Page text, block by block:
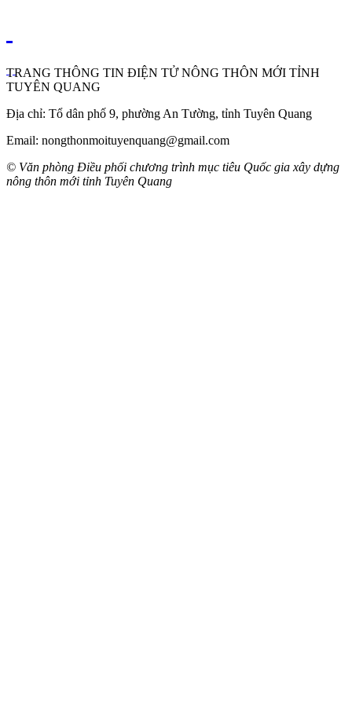
TRANG THÔNG TIN ĐIỆN TỬ NÔNG THÔN MỚI TỈNH
TUYÊN QUANG
Địa chỉ: Tổ dân phố 9, phường An Tường, tỉnh Tuyên Quang
Email: nongthonmoituyenquang@gmail.com
© Văn phòng Điều phối chương trình mục tiêu Quốc gia xây dựng
nông thôn mới tỉnh Tuyên Quang